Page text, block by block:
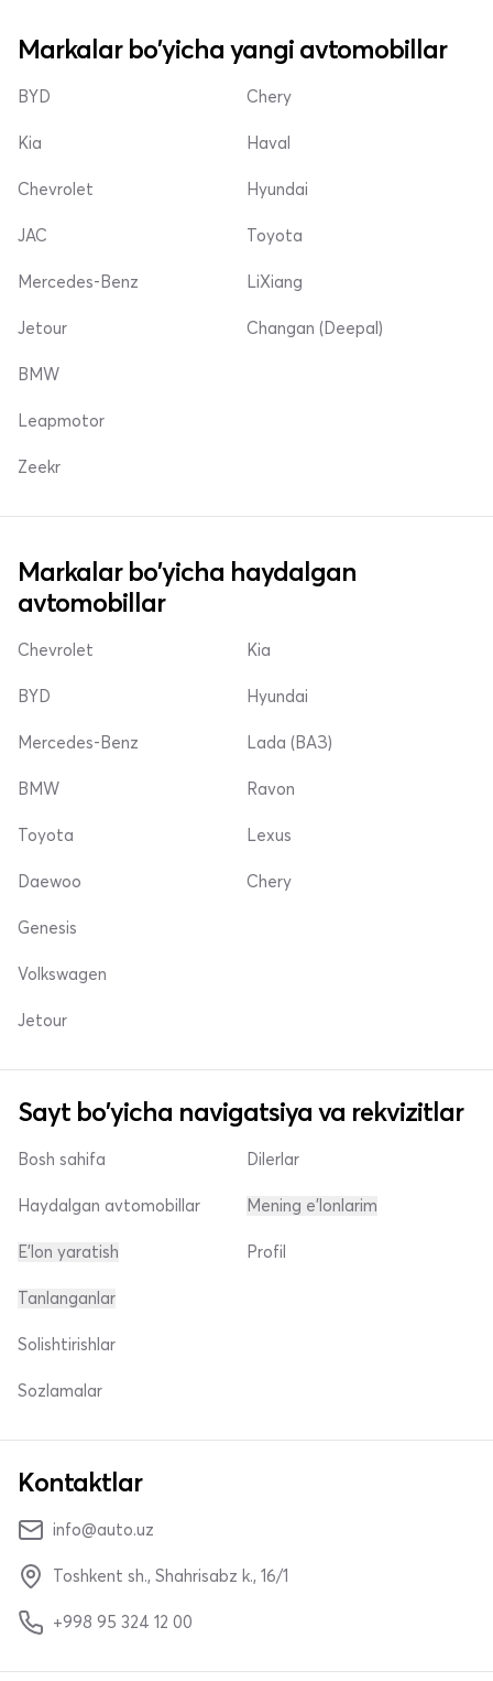
Markalar bo'yicha yangi avtomobillar
BYD
Kia
Chevrolet
Chery
Haval
Hyundai
JAC
Mercedes-Benz
Jetour
Toyota
LiXiang
Changan (Deepal)
BMW
Leapmotor
Zeekr
Markalar bo'yicha haydalgan
avtomobillar
Chevrolet
BYD
Mercedes-Benz
Kia
Hyundai
Lada (ВАЗ)
BMW
Toyota
Daewoo
Ravon
Lexus
Chery
Genesis
Volkswagen
Jetour
Sayt bo'yicha navigatsiya va rekvizitlar
Bosh sahifa
Haydalgan avtomobillar
E'lon yaratish
Dilerlar
Mening e'lonlarim
Profil
Tanlanganlar
Solishtirishlar
Sozlamalar
Kontaktlar
info@auto.uz
Toshkent sh., Shahrisabz k., 16/1
+998 95 324 12 00